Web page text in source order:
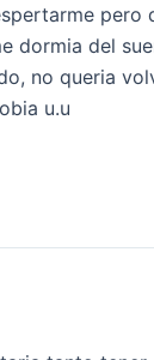
dormia del
no queria
u.u